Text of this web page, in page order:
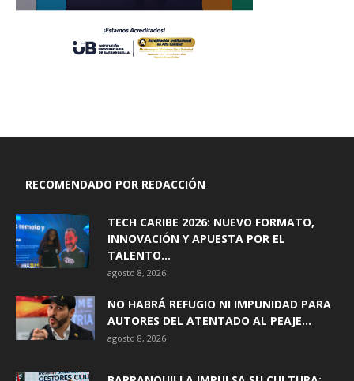
RECOMENDADO POR REDACCIÓN
TECH CARIBE 2026: NUEVO FORMATO,
INNOVACIÓN Y APUESTA POR EL
TALENTO...
agosto 8, 2026
NO HABRÁ REFUGIO NI IMPUNIDAD PARA
AUTORES DEL ATENTADO AL PEAJE...
agosto 8, 2026